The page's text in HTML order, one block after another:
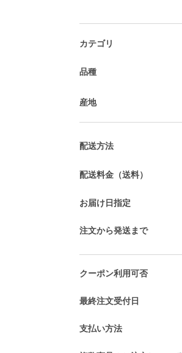
カテゴリ
品種
産地
配送方法
配送料金（送料）
お届け日指定
注文から発送まで
クーポン利用可否
最終注文受付日
支払い方法